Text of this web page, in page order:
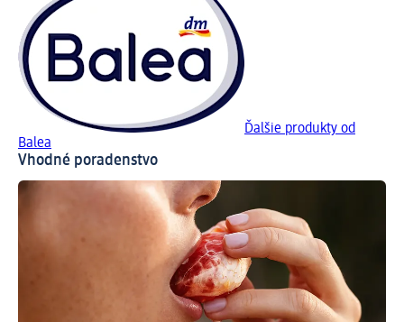
Ďalšie produkty od
Balea
Vhodné poradenstvo